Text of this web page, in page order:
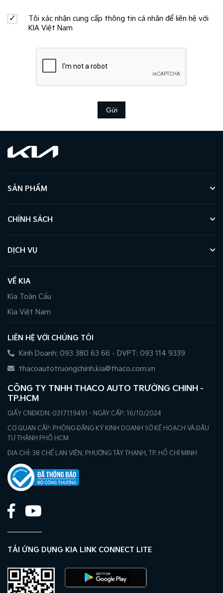
Tôi xác nhận cung cấp thông tin cá nhân để liên hệ với
KIA Việt Nam
Gửi
SẢN PHẨM
CHÍNH SÁCH
DỊCH VỤ
VỀ KIA
Kia Toàn Cầu
Kia Việt Nam
LIÊN HỆ VỚI CHÚNG TÔI
Kinh Doanh: 093 380 63 66 - DVPT: 093 114 9339
thacoautotruongchinh.kia@thaco.com.vn
CÔNG TY TNHH THACO AUTO TRƯỜNG CHINH -
TP.HCM
GIẤY CNĐKDN: 0317119491 - NGÀY CẤP: 16/10/2024
CƠ QUAN CẤP: PHÒNG ĐĂNG KÝ KINH DOANH SỞ KẾ HOẠCH VÀ ĐẦU
TƯ THÀNH PHỐ HCM
ĐỊA CHỈ: 38 CHẾ LAN VIÊN, PHƯỜNG TÂY THẠNH, TP. HỒ CHÍ MINH
TẢI ỨNG DỤNG KIA LINK CONNECT LITE